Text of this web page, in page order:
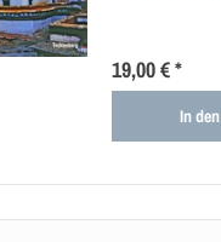
19,00 € *
In den